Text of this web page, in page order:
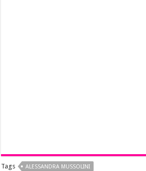
Tags ALESSANDRA MUSSOLINI